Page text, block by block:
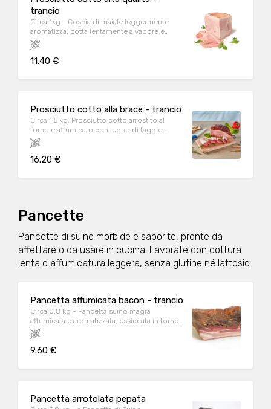
trancio
Circa 1kg - Coscia di maiale leggermente
aromatizza, cotta lentamente a vapore e
confezionata sottovuoto. Senza polifosfati
aggiunti e senza glutammato. Perfetta per i
vostri panini o toast
11.40 €
Prosciutto cotto alla brace - trancio
Circa 1,5 kg. Prosciutto cotto arrostito al
forno e affumicato con legno di faggio
certificato, per un profumo delicato e un
gusto equilibrato. Senza polifosfati aggiunti,
latticini e glutine.
16.20 €
Pancette
Pancette di suino morbide e saporite, pronte da
affettare o da usare in cucina. Lavorate con cottura
lenta o affumicatura leggera, senza glutine né lattosio.
Pancetta affumicata bacon - trancio
Circa 0,8 kg - Pancetta suino magra
affumicata e aromatizzata, essiccata in forno,
confezionata sottovuoto.
9.60 €
Pancetta arrotolata pepata